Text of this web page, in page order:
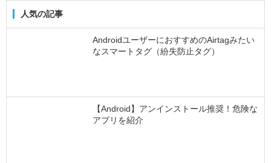
人気の記事
AndroidユーザーにおすすめのAirtagみたい
なスマートタグ（紛失防止タグ）
【Android】アンインストール推奨！危険な
アプリを紹介